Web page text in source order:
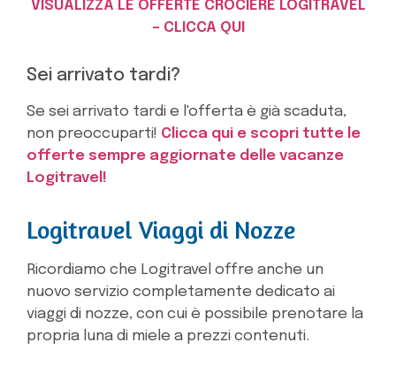
VISUALIZZA LE OFFERTE CROCIERE LOGITRAVEL
– CLICCA QUI
Sei arrivato tardi?
Se sei arrivato tardi e l'offerta è già scaduta,
non preoccuparti! Clicca qui e scopri tutte le
offerte sempre aggiornate delle vacanze
Logitravel!
Logitravel Viaggi di Nozze
Ricordiamo che Logitravel offre anche un
nuovo servizio completamente dedicato ai
viaggi di nozze, con cui è possibile prenotare la
propria luna di miele a prezzi contenuti.